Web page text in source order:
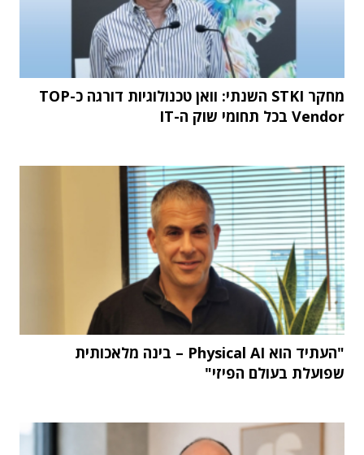
מחקר STKI השנתי: וואן טכנולוגיות דורגה כ-TOP
Vendor בכל תחומי שוק ה-IT
"העתיד הוא Physical AI – בינה מלאכותית
שפועלת בעולם הפיזי"